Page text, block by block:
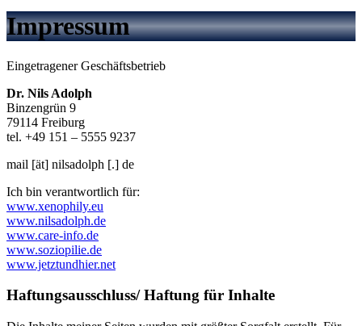
Impressum
Eingetragener Geschäftsbetrieb
Dr. Nils Adolph
Binzengrün 9
79114 Freiburg
tel. +49 151 – 5555 9237
mail [ät] nilsadolph [.] de
Ich bin verantwortlich für:
www.xenophily.eu
www.nilsadolph.de
www.care-info.de
www.soziopilie.de
www.jetztundhier.net
Haftungsausschluss/ Haftung für Inhalte